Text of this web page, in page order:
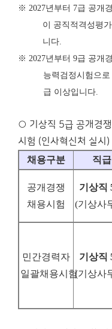
※ 2027년부터 7급 공개
이 공직적격성평가
니다.
※ 2027년부터 9급 공개
능력검정시험으
급 이상입니다.
○ 기상직 5급 공개경
시험 (인사혁신처 실시)
채용구분 직급
공개경쟁
채용시험
기상직
(기상사
민간경력자
일괄채용시험
기상직
(기상사